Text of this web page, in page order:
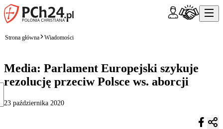
Strona główna Wiadomości
Media: Parlament Europejski szykuje
rezolucję przeciw Polsce ws. aborcji
23 października 2020